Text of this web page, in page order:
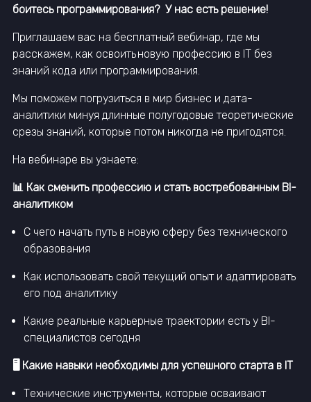
боитесь программирования? У нас есть решение!
Приглашаем вас на бесплатный вебинар, где мы
расскажем, как освоить новую профессию в IT без
знаний кода или программирования.
Мы поможем погрузиться в мир бизнес и дата-
аналитики минуя длинные полугодовые теоретические
срезы знаний, которые потом никогда не пригодятся.
На вебинаре вы узнаете:
📊 Как сменить профессию и стать востребованным BI-
аналитиком
С чего начать путь в новую сферу без технического
образования
Как использовать свой текущий опыт и адаптировать
его под аналитику
Какие реальные карьерные траектории есть у BI-
специалистов сегодня
🖥️ Какие навыки необходимы для успешного старта в IT
Технические инструменты, которые осваивают